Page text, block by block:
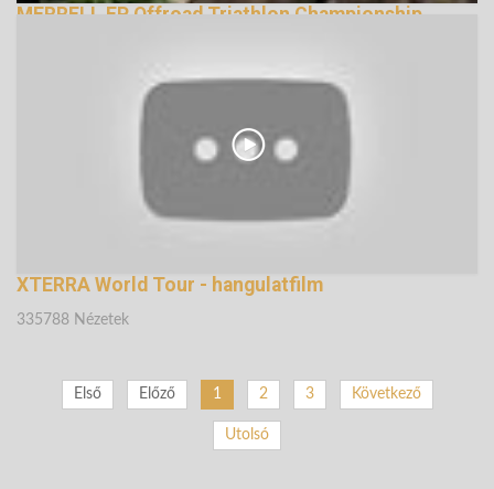
MERRELL EP Offroad Triathlon Championship
XTERRA World Tour - hangulatfilm
335788 Nézetek
Első Előző 1 2 3 Következő
Utolsó